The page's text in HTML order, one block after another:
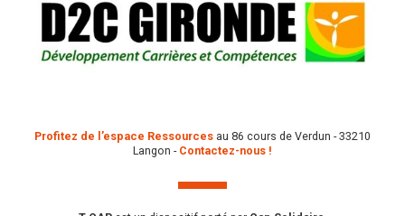
Profitez de l’espace Ressources au 86 cours de Verdun - 33210
Langon - Contactez-nous !